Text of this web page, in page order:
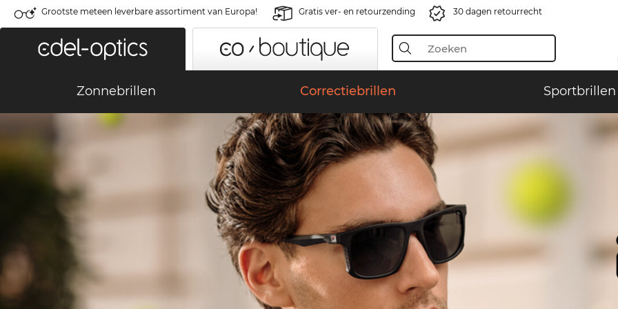
Grootste meteen leverbare assortiment van Europa! Gratis ver- en retourzending 30 dagen retourrecht
Zonnebrillen Correctiebrillen Sportbrillen